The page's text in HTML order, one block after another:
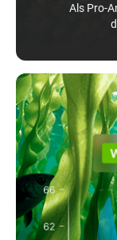
Als Pro-